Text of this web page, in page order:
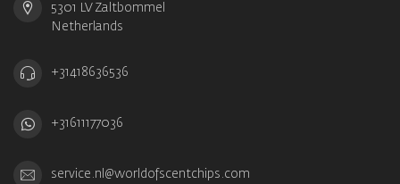
5301 LV Zaltbommel
Netherlands
+31418636536
+31611177036
service.nl@worldofscentchips.com